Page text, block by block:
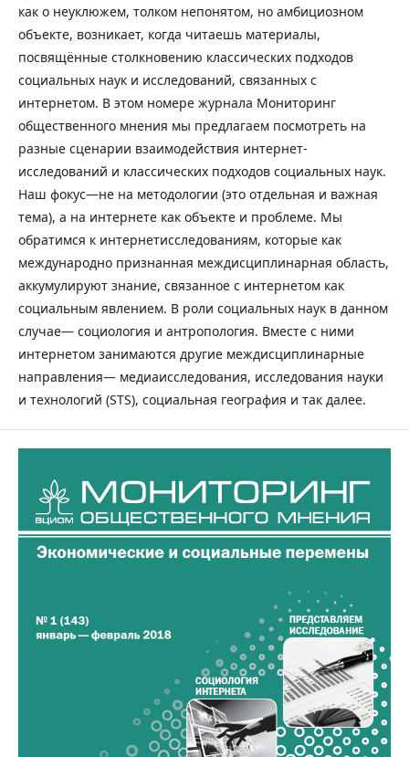
как о неуклюжем, толком непонятом, но амбициозном
объекте, возникает, когда читаешь материалы,
посвящённые столкновению классических подходов
социальных наук и исследований, связанных с
интернетом. В этом номере журнала Мониторинг
общественного мнения мы предлагаем посмотреть на
разные сценарии взаимодействия интернет­
исследований и классических подходов социальных наук.
Наш фокус—не на методологии (это отдельная и важная
тема), а на интернете как объекте и проблеме. Мы
обратимся к интернет­исследованиям, которые как
международно признанная междисциплинарная область,
аккумулируют знание, связанное с интернетом как
социальным явлением. В роли социальных наук в данном
случае— социология и антропология. Вместе с ними
интернетом занимаются другие междисциплинарные
направления— медиа­исследования, исследования науки
и технологий (STS), социальная география и так далее.